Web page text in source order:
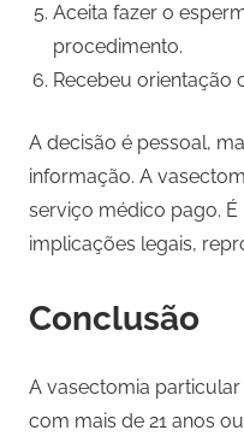
Aceita fazer o
procedimento.
Recebeu orientação
A decisão é pessoal,
informação. A
serviço médico pago.
implicações legais,
Conclusão
A vasectomia
com mais de 21 anos